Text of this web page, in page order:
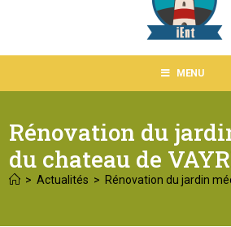
MENU
Rénovation du
du chateau de
> Actualités > Rénovation du jardin